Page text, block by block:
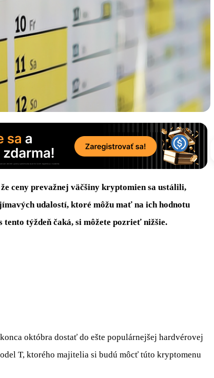
ceny prevažnej väčšiny kryptomien sa ustálili,
udalostí, ktoré môžu mať na ich hodnotu
týždeň čaká, si môžete pozrieť nižšie.
októbra dostať do ešte populárnejšej hardvérovej
T, ktorého majitelia si budú môcť túto kryptomenu